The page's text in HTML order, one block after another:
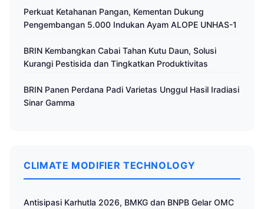
Perkuat Ketahanan Pangan, Kementan Dukung
Pengembangan 5.000 Indukan Ayam ALOPE UNHAS-1
BRIN Kembangkan Cabai Tahan Kutu Daun, Solusi
Kurangi Pestisida dan Tingkatkan Produktivitas
BRIN Panen Perdana Padi Varietas Unggul Hasil Iradiasi
Sinar Gamma
CLIMATE MODIFIER TECHNOLOGY
Antisipasi Karhutla 2026, BMKG dan BNPB Gelar OMC